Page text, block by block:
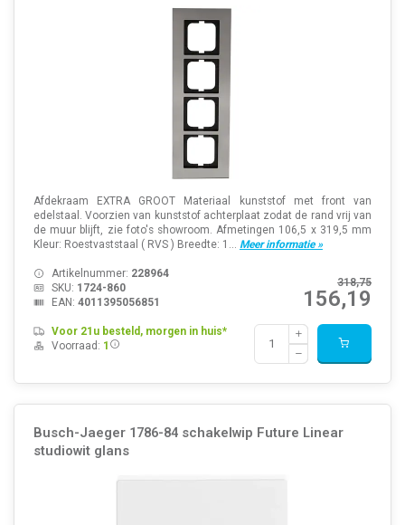
Afdekraam EXTRA GROOT Materiaal kunststof met front van
edelstaal. Voorzien van kunststof achterplaat zodat de rand vrij van
de muur blijft, zie foto's showroom. Afmetingen 106,5 x 319,5 mm
Kleur: Roestvaststaal ( RVS ) Breedte: 1... Meer informatie »
318,75
156,19
Artikelnummer: 228964
SKU: 1724-860
EAN: 4011395056851
Voor 21u besteld, morgen in huis*
Voorraad: 1
Busch-Jaeger 1786-84 schakelwip Future Linear
studiowit glans